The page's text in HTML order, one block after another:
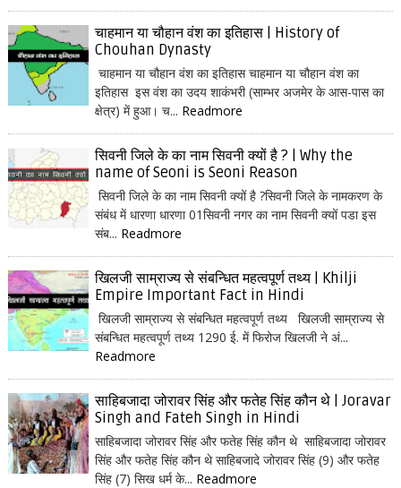
चाहमान या चौहान वंश का इतिहास | History of
Chouhan Dynasty
चाहमान या चौहान वंश का इतिहास चाहमान या चौहान वंश का
इतिहास इस वंश का उदय शाकंभरी (साम्भर अजमेर के आस-पास का
क्षेत्र) में हुआ। च... Readmore
सिवनी जिले के का नाम सिवनी क्यों है ? | Why the
name of Seoni is Seoni Reason
सिवनी जिले के का नाम सिवनी क्यों है ?सिवनी जिले के नामकरण के
संबंध में धारणा धारणा 01सिवनी नगर का नाम सिवनी क्यों पडा इस
संब... Readmore
खिलजी साम्राज्य से संबन्धित महत्वपूर्ण तथ्य | Khilji
Empire Important Fact in Hindi
खिलजी साम्राज्य से संबन्धित महत्वपूर्ण तथ्य खिलजी साम्राज्य से
संबन्धित महत्वपूर्ण तथ्य 1290 ई. में फिरोज खिलजी ने अं...
Readmore
साहिबजादा जोरावर सिंह और फतेह सिंह कौन थे | Joravar
Singh and Fateh Singh in Hindi
साहिबजादा जोरावर सिंह और फतेह सिंह कौन थे साहिबजादा जोरावर
सिंह और फतेह सिंह कौन थे साहिबजादे जोरावर सिंह (9) और फतेह
सिंह (7) सिख धर्म के... Readmore